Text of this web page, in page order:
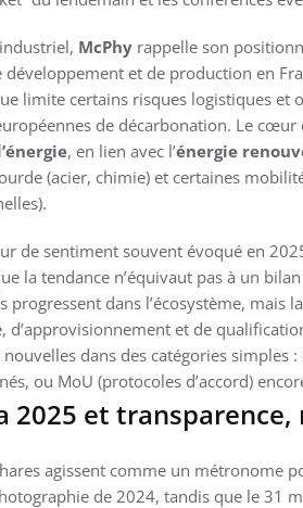
McPhy rappelle son
développement et de production en
limite certains risques logistiques
de décarbonation. Le cœur
, en lien avec l’énergie
(acier, chimie) et certaines
de sentiment souvent évoqué en
la tendance n’équivaut pas à un
progressent dans l’écosystème, mais
d’approvisionnement et de
nouvelles dans des catégories
ou MoU (protocoles d’accord)
2025 et transparence,
agissent comme un métronome
de 2024, tandis que le 31